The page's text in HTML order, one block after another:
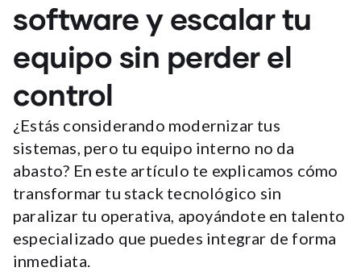
software y escalar tu
equipo sin perder el
control
¿Estás considerando modernizar tus
sistemas, pero tu equipo interno no da
abasto? En este artículo te explicamos cómo
transformar tu stack tecnológico sin
paralizar tu operativa, apoyándote en talento
especializado que puedes integrar de forma
inmediata.